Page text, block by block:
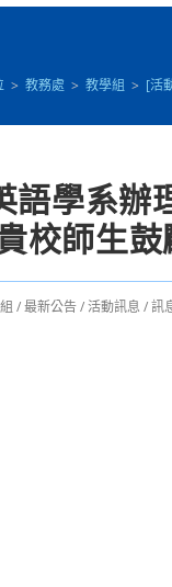
> 教務處 > 教學組 > [活
語學系辦
校師生鼓
/最新公告/活動訊息 /訊